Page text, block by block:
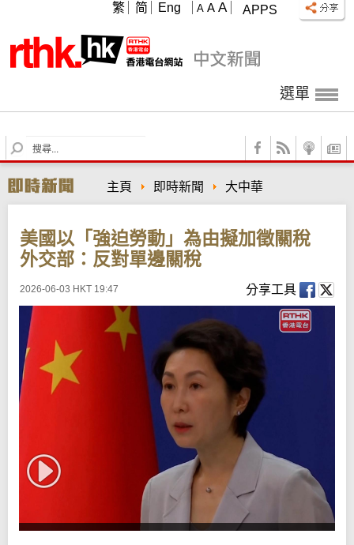
APPS
A A A
繁 简 Eng
選單
S
e
r
c
主頁 即時新聞 大中華
美國以「強迫勞動」為由擬加徵關稅
外交部：反對單邊關稅
2026-06-03 HKT 19:47 分享工具